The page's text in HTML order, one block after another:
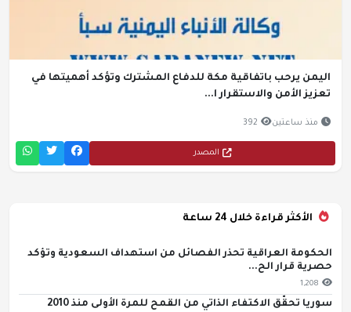
اليمن يرحب باتفاقية مكة للدفاع المشترك وتؤكد أهميتها في
تعزيز الأمن والاستقرار ا...
منذ ساعتين 392
المصدر
الأكثر قراءة خلال 24 ساعة
الحكومة العراقية تحذر الفصائل من استهداف السعودية وتؤكد
حصرية قرار الح...
1,208
سوريا تحقّق الاكتفاء الذاتي من القمح للمرة الأولى منذ 2010